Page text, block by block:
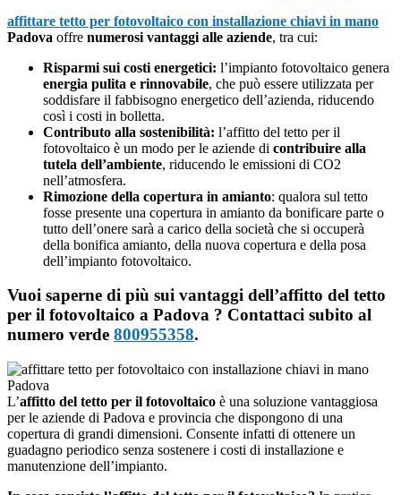
affittare tetto per fotovoltaico con installazione chiavi in mano
Padova offre numerosi vantaggi alle aziende, tra cui:
Risparmi sui costi energetici: l’impianto fotovoltaico genera
energia pulita e rinnovabile, che può essere utilizzata per
soddisfare il fabbisogno energetico dell’azienda, riducendo
così i costi in bolletta.
Contributo alla sostenibilità: l’affitto del tetto per il
fotovoltaico è un modo per le aziende di contribuire alla
tutela dell’ambiente, riducendo le emissioni di CO2
nell’atmosfera.
Rimozione della copertura in amianto: qualora sul tetto
fosse presente una copertura in amianto da bonificare parte o
tutto dell’onere sarà a carico della società che si occuperà
della bonifica amianto, della nuova copertura e della posa
dell’impianto fotovoltaico.
Vuoi saperne di più sui vantaggi dell’affitto del tetto
per il fotovoltaico a Padova ? Contattaci subito al
numero verde 800955358.
L’affitto del tetto per il fotovoltaico è una soluzione vantaggiosa
per le aziende di Padova e provincia che dispongono di una
copertura di grandi dimensioni. Consente infatti di ottenere un
guadagno periodico senza sostenere i costi di installazione e
manutenzione dell’impianto.